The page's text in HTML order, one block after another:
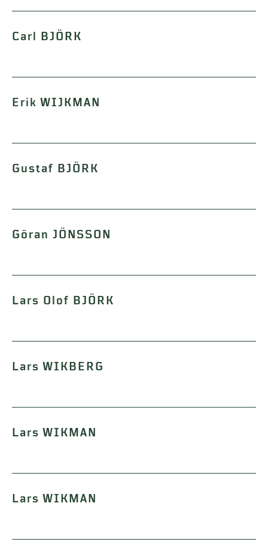
Carl BJÖRK
Erik WIJKMAN
Gustaf BJÖRK
Göran JÖNSSON
Lars Olof BJÖRK
Lars WIKBERG
Lars WIKMAN
Lars WIKMAN